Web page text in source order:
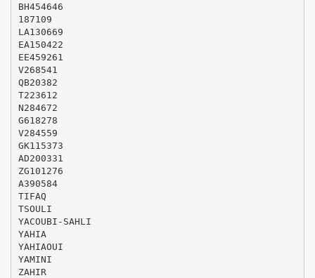
BH454646
187109
LA130669
EA150422
EE459261
V268541
QB20382
T223612
N284672
G618278
V284559
GK115373
AD200331
ZG101276
A390584
TIFAQ
TSOULI
YACOUBI-SAHLI
YAHIA
YAHIAOUI
YAMINI
ZAHIR